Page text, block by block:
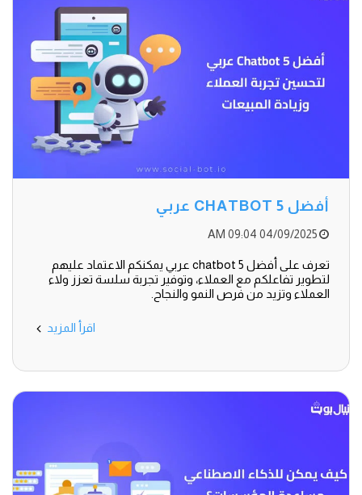
أفضل 5 CHATBOT عربي
04/09/2025 09:04 AM
تعرف على أفضل 5 chatbot عربي يمكنكم الاعتماد عليهم
لتطوير تفاعلكم مع العملاء، وتوفير تجربة سلسة تعزز ولاء
العملاء وتزيد من فرص النمو والنجاح.
اقرأ المزيد